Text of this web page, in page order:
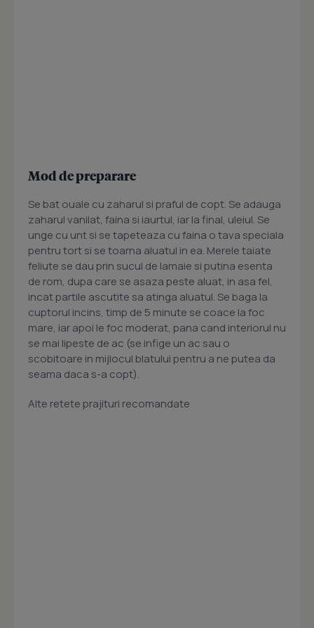
Mod de preparare
Se bat ouale cu zaharul si praful de copt. Se adauga
zaharul vanilat, faina si iaurtul, iar la final, uleiul. Se
unge cu unt si se tapeteaza cu faina o tava speciala
pentru tort si se toarna aluatul in ea. Merele taiate
feliute se dau prin sucul de lamaie si putina esenta
de rom, dupa care se asaza peste aluat, in asa fel,
incat partile ascutite sa atinga aluatul. Se baga la
cuptorul incins, timp de 5 minute se coace la foc
mare, iar apoi le foc moderat, pana cand interiorul nu
se mai lipeste de ac (se infige un ac sau o
scobitoare in mijlocul blatului pentru a ne putea da
seama daca s-a copt).
Alte retete prajituri recomandate